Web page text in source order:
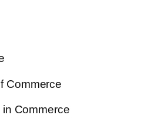
Commerce
Commerce